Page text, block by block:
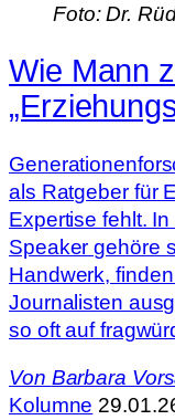
Foto: Dr.
Wie Mann
als Ratgeber für
Expertise fehlt.
Speaker gehöre
Handwerk,
Journalisten
so oft auf
Von Barbara
Kolumne